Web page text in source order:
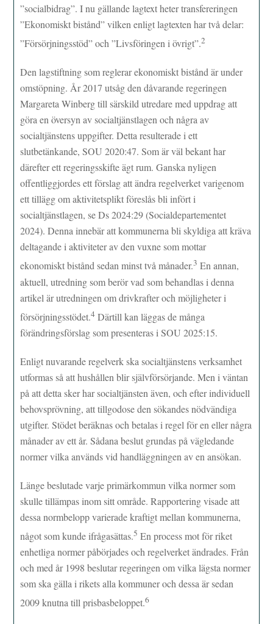
”socialbidrag”. I nu gällande lagtext heter transfereringen
”Ekonomiskt bistånd” vilken enligt lagtexten har två delar:
”Försörjningsstöd” och ”Livsföringen i övrigt”.2
Den lagstiftning som reglerar ekonomiskt bistånd är under
omstöpning. År 2017 utsåg den dåvarande regeringen
Margareta Winberg till särskild utredare med uppdrag att
göra en översyn av socialtjänstlagen och några av
socialtjänstens uppgifter. Detta resulterade i ett
slutbetänkande, SOU 2020:47. Som är väl bekant har
därefter ett regeringsskifte ägt rum. Ganska nyligen
offentliggjordes ett förslag att ändra regelverket varigenom
ett tillägg om aktivitetsplikt föreslås bli infört i
socialtjänstlagen, se Ds 2024:29 (Socialdepartementet
2024). Denna innebär att kommunerna bli skyldiga att kräva
deltagande i aktiviteter av den vuxne som mottar
ekonomiskt bistånd sedan minst två månader.3 En annan,
aktuell, utredning som berör vad som behandlas i denna
artikel är utredningen om drivkrafter och möjligheter i
försörjningsstödet.4 Därtill kan läggas de många
förändringsförslag som presenteras i SOU 2025:15.
Enligt nuvarande regelverk ska socialtjänstens verksamhet
utformas så att hushållen blir självförsörjande. Men i väntan
på att detta sker har socialtjänsten även, och efter individuell
behovsprövning, att tillgodose den sökandes nödvändiga
utgifter. Stödet beräknas och betalas i regel för en eller några
månader av ett år. Sådana beslut grundas på vägledande
normer vilka används vid handläggningen av en ansökan.
Länge beslutade varje primärkommun vilka normer som
skulle tillämpas inom sitt område. Rapportering visade att
dessa normbelopp varierade kraftigt mellan kommunerna,
något som kunde ifrågasättas.5 En process mot för riket
enhetliga normer påbörjades och regelverket ändrades. Från
och med år 1998 beslutar regeringen om vilka lägsta normer
som ska gälla i rikets alla kommuner och dessa är sedan
2009 knutna till prisbasbeloppet.6